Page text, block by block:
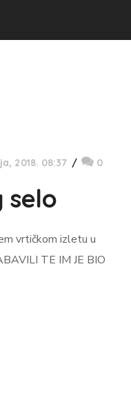
2018. 08:37 0
selo
vrtičkom izletu u
TE IM JE BIO